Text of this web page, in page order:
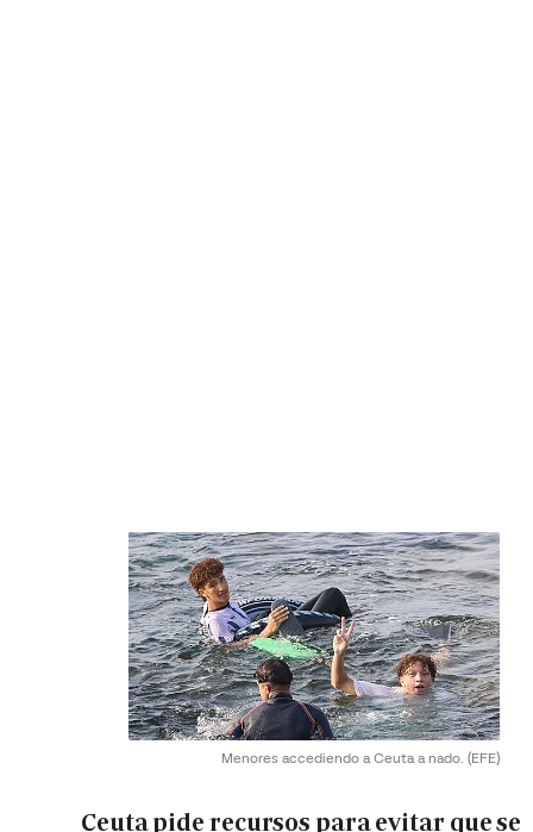
Menores accediendo a Ceuta a nado. (EFE)
Ceuta pide recursos para evitar que se